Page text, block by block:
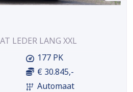
LEDER LANG XXL
177 PK
€ 30.845,-
Automaat